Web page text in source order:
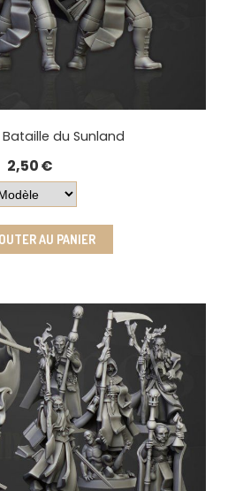
du Sunland
2,50€
AU PANIER